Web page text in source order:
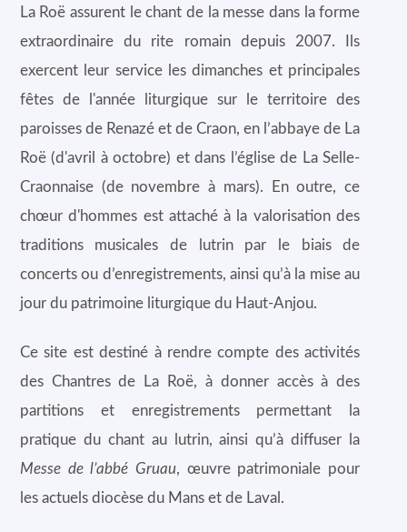
La Roë assurent le chant de la messe dans la forme
extraordinaire du rite romain depuis 2007. Ils
exercent leur service les dimanches et principales
fêtes de l'année liturgique sur le territoire des
paroisses de Renazé et de Craon, en l’abbaye de La
Roë (d'avril à octobre) et dans l’église de La Selle-
Craonnaise (de novembre à mars). En outre, ce
chœur d'hommes est attaché à la valorisation des
traditions musicales de lutrin par le biais de
concerts ou d’enregistrements, ainsi qu’à la mise au
jour du patrimoine liturgique du Haut-Anjou.
Ce site est destiné à rendre compte des activités
des Chantres de La Roë, à donner accès à des
partitions et enregistrements permettant la
pratique du chant au lutrin, ainsi qu’à diffuser la
Messe de l’abbé Gruau, œuvre patrimoniale pour
les actuels diocèse du Mans et de Laval.